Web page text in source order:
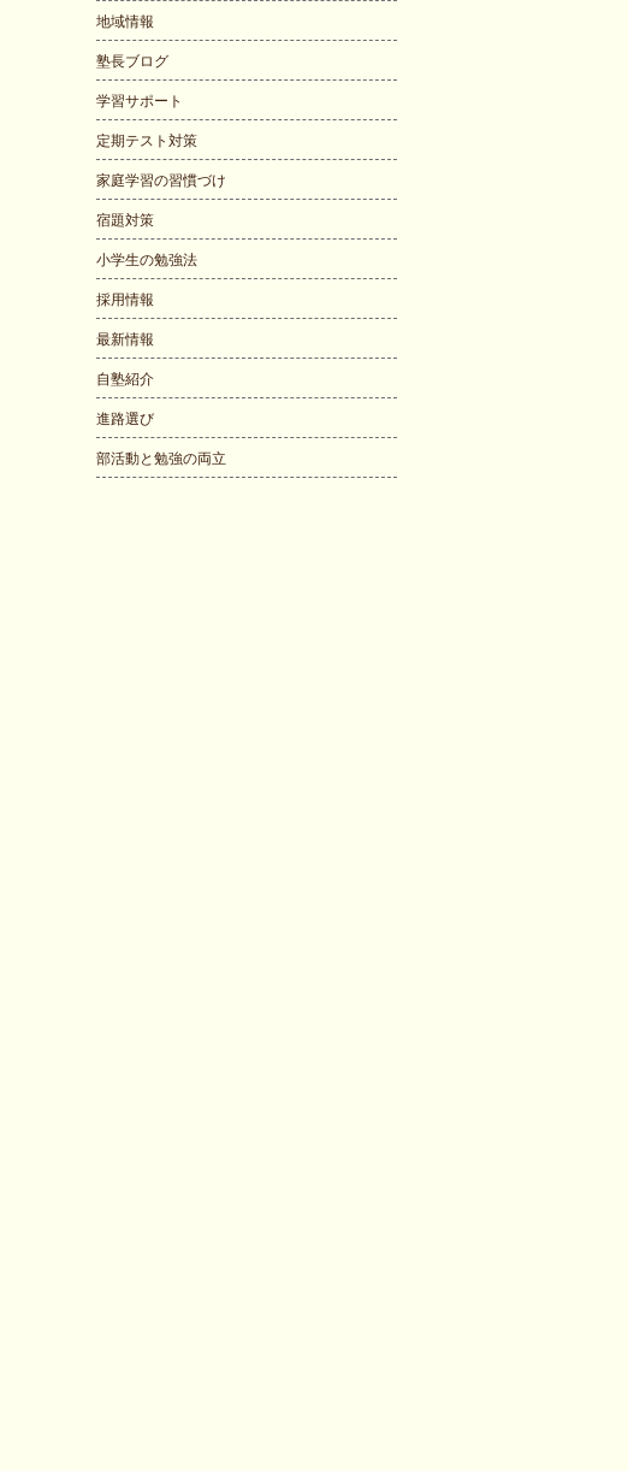
地域情報
塾長ブログ
学習サポート
定期テスト対策
家庭学習の習慣づけ
宿題対策
小学生の勉強法
採用情報
最新情報
自塾紹介
進路選び
部活動と勉強の両立